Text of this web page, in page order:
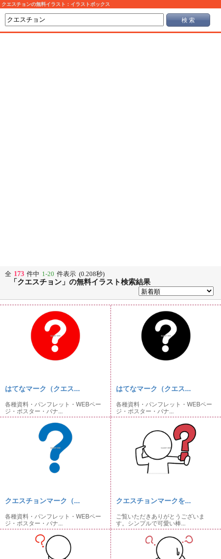
クエスチョンの無料イラスト：イラストボックス
検 索
全 173 件中 1-20 件表示 (0.208秒)
「クエスチョン」の無料イラスト検索結果
はてなマーク（クエス...
各種資料・パンフレット・WEBペー
ジ・ポスター・バナ...
はてなマーク（クエス...
各種資料・パンフレット・WEBペー
ジ・ポスター・バナ...
クエスチョンマーク（...
各種資料・パンフレット・WEBペー
ジ・ポスター・バナ...
クエスチョンマークを...
ご覧いただきありがとうございま
す。シンプルで可愛い棒...